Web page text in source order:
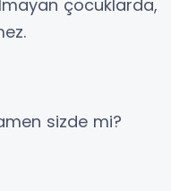
çocuklarda,
sizde mi?